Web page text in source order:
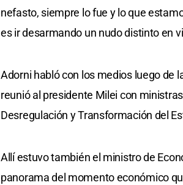
nefasto, siempre lo fue y lo que
es ir desarmando un nudo distinto en
Adorni habló con los medios luego de
reunió al presidente Milei con
Desregulación y Transformación del
Allí estuvo también el ministro de
panorama del momento económico